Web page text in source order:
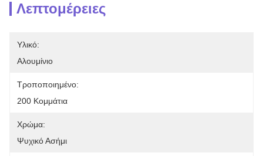
Λεπτομέρειες
Υλικό:
Αλουμίνιο
Τροποποιημένο:
200 Κομμάτια
Χρώμα:
Ψυχικό Ασήμι